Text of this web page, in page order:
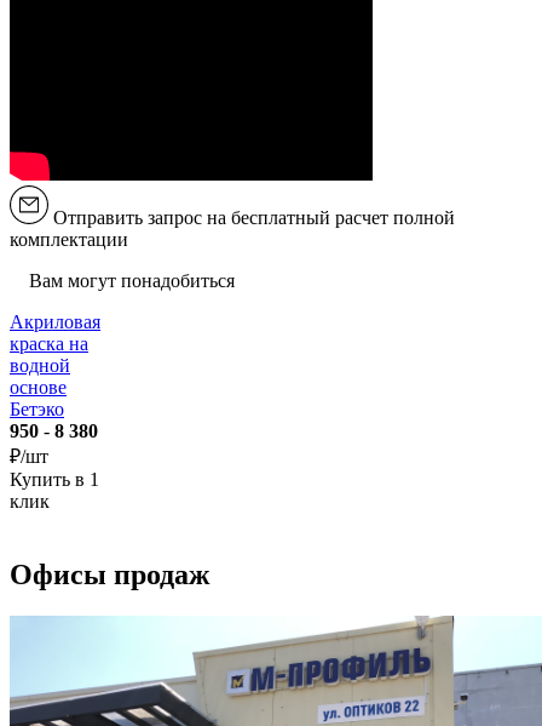
Отправить запрос на бесплатный расчет полной
комплектации
Вам могут понадобиться
Акриловая
краска на
водной
основе
Бетэко
950 - 8 380
₽/шт
Купить в 1
клик
Офисы продаж